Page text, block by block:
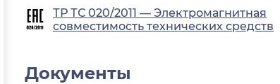
ТР ТС 020/2011 — Электромагнитная
совместимость технических средств
Документы